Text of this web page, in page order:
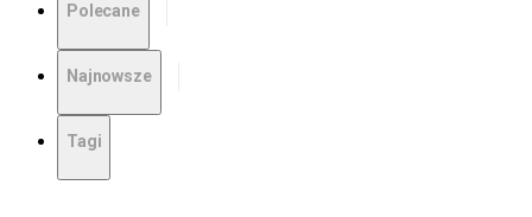
Polecane
Najnowsze
Tagi